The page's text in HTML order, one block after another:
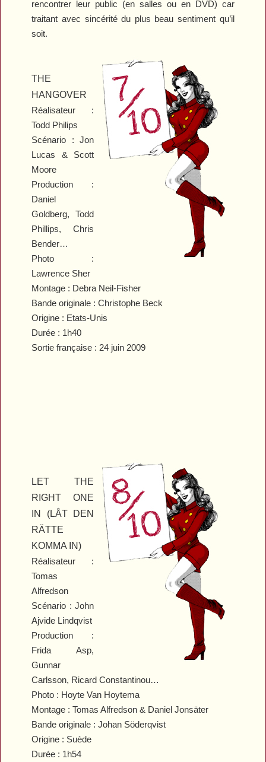
rencontrer leur public (en salles ou en DVD) car
traitant avec sincérité du plus beau sentiment qu’il
soit.
THE
HANGOVER
Réalisateur :
Todd Philips
Scénario : Jon
Lucas & Scott
Moore
Production :
Daniel
Goldberg, Todd
Phillips, Chris
Bender…
Photo :
Lawrence Sher
Montage : Debra Neil-Fisher
Bande originale : Christophe Beck
Origine : Etats-Unis
Durée : 1h40
Sortie française : 24 juin 2009
LET THE
RIGHT ONE
IN (LÅT DEN
RÄTTE
KOMMA IN)
Réalisateur :
Tomas
Alfredson
Scénario : John
Ajvide Lindqvist
Production :
Frida Asp,
Gunnar
Carlsson, Ricard Constantinou…
Photo : Hoyte Van Hoytema
Montage : Tomas Alfredson & Daniel Jonsäter
Bande originale : Johan Söderqvist
Origine : Suède
Durée : 1h54